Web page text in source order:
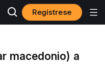
Regístrese
macedonio) a